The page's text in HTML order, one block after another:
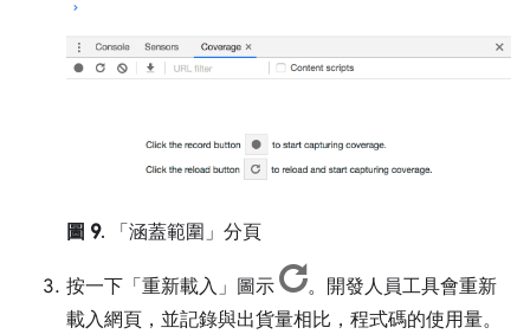
圖 9. 「涵蓋範圍」分頁
按一下「重新載入」 圖示
。開發人員工具會重新
載入網頁，並記錄與出貨量相比，程式碼的使用量。